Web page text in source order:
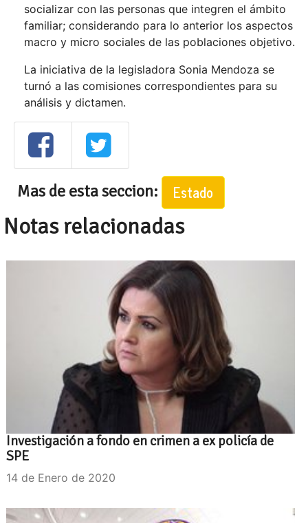
socializar con las personas que integren el ámbito
familiar; considerando para lo anterior los aspectos
macro y micro sociales de las poblaciones objetivo.
La iniciativa de la legisladora Sonia Mendoza se
turnó a las comisiones correspondientes para su
análisis y dictamen.
Mas de esta seccion: Estado
Notas relacionadas
Investigación a fondo en crimen a ex policía de
SPE
14 de Enero de 2020